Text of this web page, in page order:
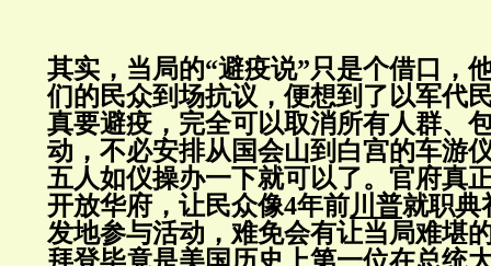
其实，当局的“避疫说”只是个借口，
们的民众到场抗议，便想到了以军代
真要避疫，完全可以取消所有人群、
动，不必安排从国会山到白宫的车游
五人如仪操办一下就可以了。官府真
开放华府，让民众像4年前川普就职典
发地参与活动，难免会有让当局难堪